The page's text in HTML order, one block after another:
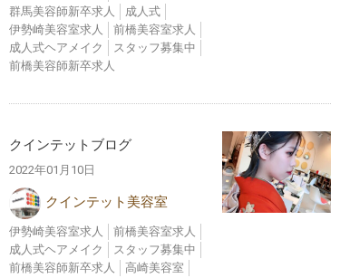
群馬美容師新卒求人
成人式
伊勢崎美容室求人
前橋美容室求人
成人式ヘアメイク
スタッフ募集中
前橋美容師新卒求人
クインテットブログ
2022年01月10日
クインテット美容室
伊勢崎美容室求人
前橋美容室求人
成人式ヘアメイク
スタッフ募集中
前橋美容師新卒求人
高崎美容室